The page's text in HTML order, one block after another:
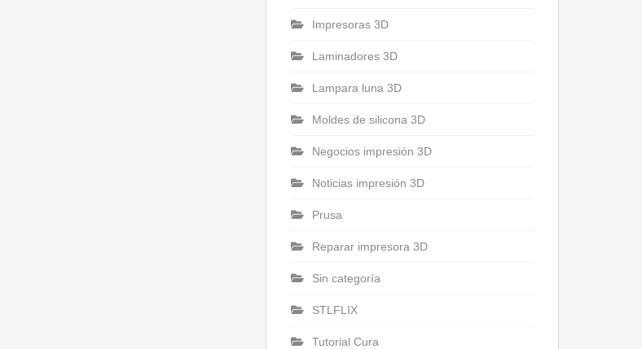
Impresoras 3D
Laminadores 3D
Lampara luna 3D
Moldes de silicona 3D
Negocios impresión 3D
Noticias impresión 3D
Prusa
Reparar impresora 3D
Sin categoría
STLFLIX
Tutorial Cura